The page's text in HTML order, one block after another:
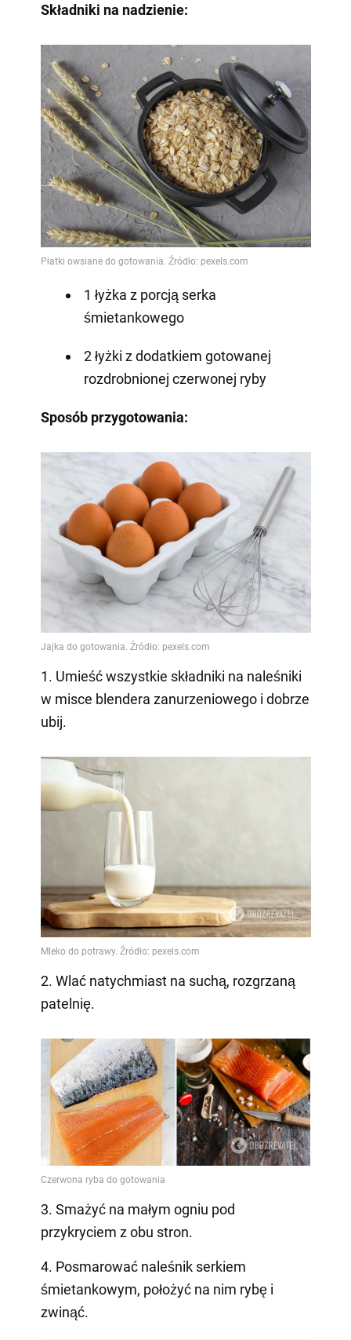
Składniki na nadzienie:
1 łyżka z porcją serka
śmietankowego
2 łyżki z dodatkiem gotowanej
rozdrobnionej czerwonej ryby
Sposób przygotowania:
1. Umieść wszystkie składniki na naleśniki
w misce blendera zanurzeniowego i dobrze
ubij.
2. Wlać natychmiast na suchą, rozgrzaną
patelnię.
3. Smażyć na małym ogniu pod
przykryciem z obu stron.
4. Posmarować naleśnik serkiem
śmietankowym, położyć na nim rybę i
zwinąć.